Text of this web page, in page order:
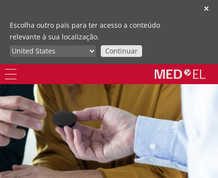
✕
Escolha outro país para ter acesso a conteúdo
relevante à sua localização.
Continuar